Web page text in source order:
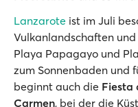
Lanzarote ist im Juli
Vulkanlandschaften und
Playa Papagayo und
zum Sonnenbaden und
beginnt auch die Fiesta
Carmen, bei der die